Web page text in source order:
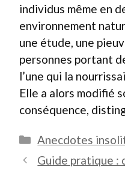
individus même en
environnement
une étude, une
personnes portant
l’une qui la
Elle a alors modifié
conséquence,
Catégories
Anecdotes
Guide pratique :